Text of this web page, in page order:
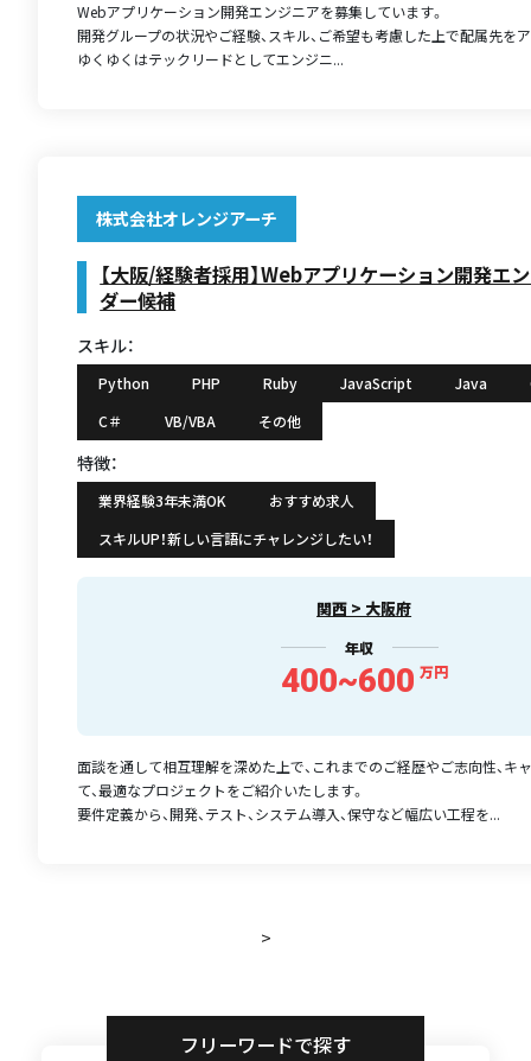
Webアプリケーション開発エンジニアを募集しています。
開発グループの状況やご経験、スキル、ご希望も考慮した上で配属先を
ゆくゆくはテックリードとしてエンジニ...
株式会社オレンジアーチ
【大阪/経験者採用】Webアプリケーション開発エ
ダー候補
スキル：
Python PHP Ruby JavaScript Java
C＃
VB/VBA その他
特徴：
業界経験3年未満OK
おすすめ求人
スキルUP！新しい言語にチャレンジしたい！
関西 > 大阪府
年収
400~600 万円
面談を通して相互理解を深めた上で、これまでのご経歴やご志向性、キ
て、最適なプロジェクトをご紹介いたします。
要件定義から、開発、テスト、システム導入、保守など幅広い工程を...
>
フリーワードで探す